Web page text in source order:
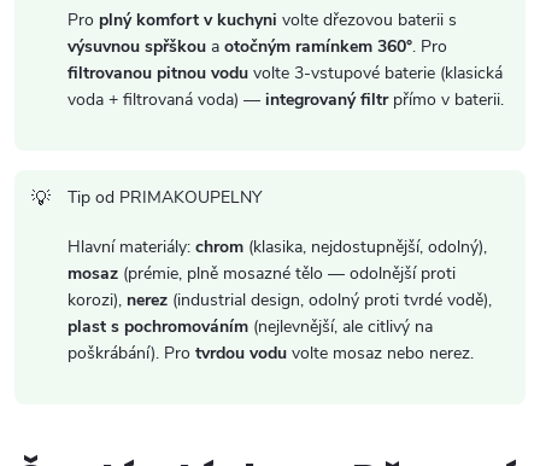
Pro plný komfort v kuchyni volte dřezovou baterii s
výsuvnou spřškou a otočným ramínkem 360°. Pro
filtrovanou pitnou vodu volte 3-vstupové baterie (klasická
voda + filtrovaná voda) — integrovaný filtrpřímo v baterii.
Tip od PRIMAKOUPELNY
Hlavní materiály: chrom (klasika, nejdostupnější, odolný),
mosaz (prémie, plně mosazné tělo — odolnější proti
korozi), nerez (industrial design, odolný proti tvrdé vodě),
plast s pochromováním (nejlevnější, ale citlivý na
poškrábání). Pro tvrdou vodu volte mosaz nebo nerez.